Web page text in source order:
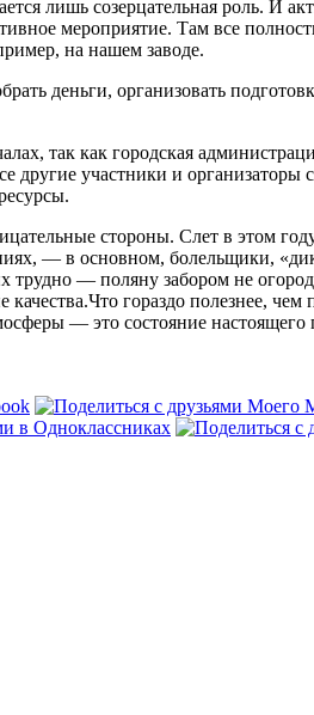
лишь созерцательная роль. И
мероприятие. Там все
на нашем заводе.
деньги, организовать
так как городская
участники и
стороны. Слет в этом
— в основном, болельщики,
трудно — поляну забором не
гораздо полезнее,
— это состояние настоящего